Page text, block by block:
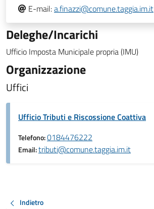
E-mail:a.finazzi@comune.taggia.im.it
Deleghe/Incarichi
Ufficio Imposta Municipale propria (IMU)
Organizzazione
Uffici
Ufficio Tributi e Riscossione Coattiva
Telefono:0184476222
Email:tributi@comune.taggia.im.it
Indietro